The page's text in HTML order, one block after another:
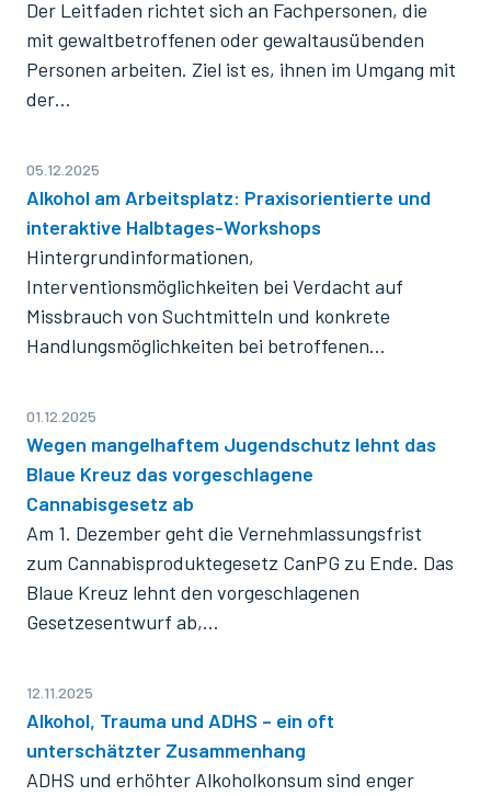
Der Leitfaden richtet sich an Fachpersonen, die
mit gewaltbetroffenen oder gewaltausübenden
Personen arbeiten. Ziel ist es, ihnen im Umgang mit
der…
05.12.2025
Alkohol am Arbeitsplatz: Praxisorientierte und
interaktive Halbtages-Workshops
Hintergrundinformationen,
Interventionsmöglichkeiten bei Verdacht auf
Missbrauch von Suchtmitteln und konkrete
Handlungsmöglichkeiten bei betroffenen…
01.12.2025
Wegen mangelhaftem Jugendschutz lehnt das
Blaue Kreuz das vorgeschlagene
Cannabisgesetz ab
Am 1. Dezember geht die Vernehmlassungsfrist
zum Cannabisproduktegesetz CanPG zu Ende. Das
Blaue Kreuz lehnt den vorgeschlagenen
Gesetzesentwurf ab,…
12.11.2025
Alkohol, Trauma und ADHS – ein oft
unterschätzter Zusammenhang
ADHS und erhöhter Alkoholkonsum sind enger